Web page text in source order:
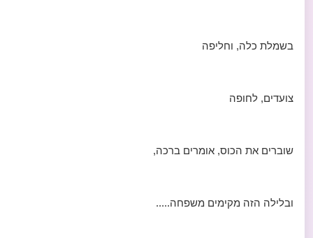
בשמלת כלה, וחליפה
צועדים, לחופה
שוברים את הכוס, אומרים ברכה,
ובלילה הזה מקימים משפחה.....